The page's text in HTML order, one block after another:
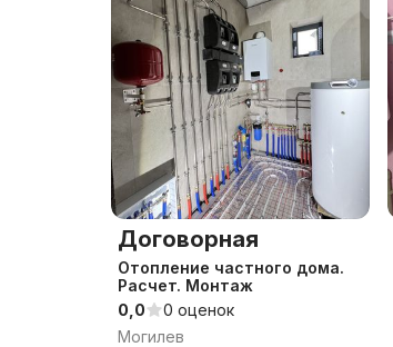
Договорная
Отопление частного дома.
Расчет. Монтаж
0,0
0 оценок
Могилев